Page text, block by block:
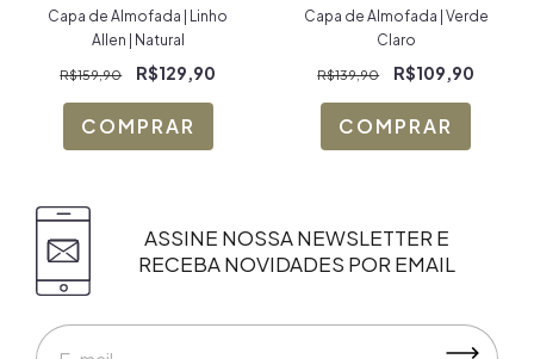
Capa de Almofada | Linho
Allen | Natural
R$159,90 R$129,90
Capa de Almofada | Verde
Claro
R$139,90 R$109,90
ASSINE NOSSA NEWSLETTER E
RECEBA NOVIDADES POR EMAIL